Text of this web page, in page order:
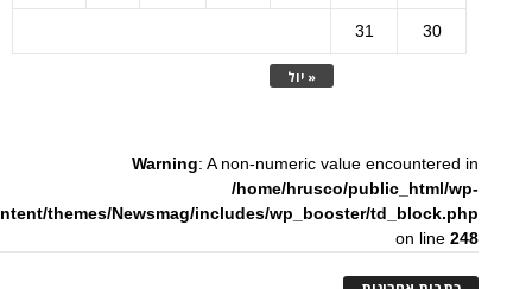
« יול
30
31
Warning: A non-numeric value encountered in
/home/hrusco/public_html/wp-
themes/Newsmag/includes/wp_booster/td_block.php
on line248